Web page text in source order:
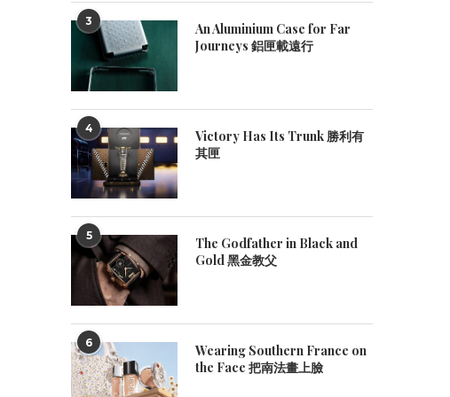
3
An Aluminium Case for Far
Journeys 鋁匣載遠行
4
Victory Has Its Trunk 勝利有
其匣
5
The Godfather in Black and
Gold 黑金教父
6
Wearing Southern France on
the Face 把南法畫上臉